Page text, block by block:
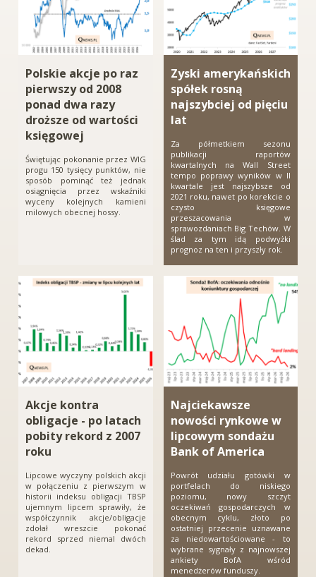
Polskie akcje po raz
pierwszy od 2008
ponad dwa razy
droższe od wartości
księgowej
Świętując pokonanie przez WIG
progu 150 tysięcy punktów, nie
sposób pominąć też jednak
osiągnięcia przez wskaźniki
wyceny kolejnych kamieni
milowych obecnej hossy.
Zyski amerykańskich
spółek rosną
najszybciej od pięciu
lat
Za półmetkiem sezonu
publikacji raportów
kwartalnych na Wall Street
tempo poprawy wyników w II
kwartale jest najszybsze od
2021 roku, nawet po korekcie o
czysto księgowe
przeszacowania w
sprawozdaniach Big Techów. W
ślad za tym idą podwyżki
prognoz na ten i przyszły rok.
Akcje kontra
obligacje - po latach
pobity rekord z 2007
roku
Lipcowe wyczyny polskich akcji
w połączeniu z pierwszym w
historii indeksu obligacji TBSP
ujemnym lipcem sprawiły, że
współczynnik akcje/obligacje
zdołał wreszcie pokonać
rekord sprzed niemal dwóch
dekad.
Najciekawsze
nowości rynkowe w
lipcowym sondażu
Bank of America
Powrót udziału gotówki w
portfelach do niskiego
poziomu, nowy szczyt
oczekiwań gospodarczych w
obecnym cyklu, złoto po
ostatniej przecenie uznawane
za niedowartościowane - to
wybrane sygnały z najnowszej
ankiety BofA wśród
menedżerów funduszy.